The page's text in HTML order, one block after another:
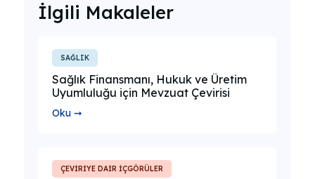
İlgili Makaleler
SAĞLIK
Sağlık Finansmanı, Hukuk ve Üretim
Uyumluluğu için Mevzuat Çevirisi
Oku ➞
ÇEVİRİYE DAİR İÇGÖRÜLER